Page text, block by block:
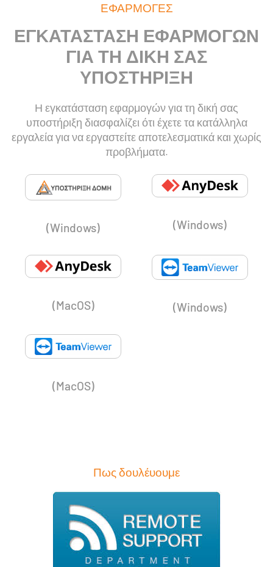
ΕΦΑΡΜΟΓΕΣ
ΕΓΚΑΤΑΣΤΑΣΗ ΕΦΑΡΜΟΓΩΝ
ΓΙΑ ΤΗ ΔΙΚΗ ΣΑΣ
ΥΠΟΣΤΗΡΙΞΗ
Η εγκατάσταση εφαρμογών για τη δική σας
υποστήριξη διασφαλίζει ότι έχετε τα κατάλληλα
εργαλεία για να εργαστείτε αποτελεσματικά και χωρίς
προβλήματα.
(Windows) (Windows)
(MacOS) (Windows)
(MacOS)
Πως δουλέυουμε